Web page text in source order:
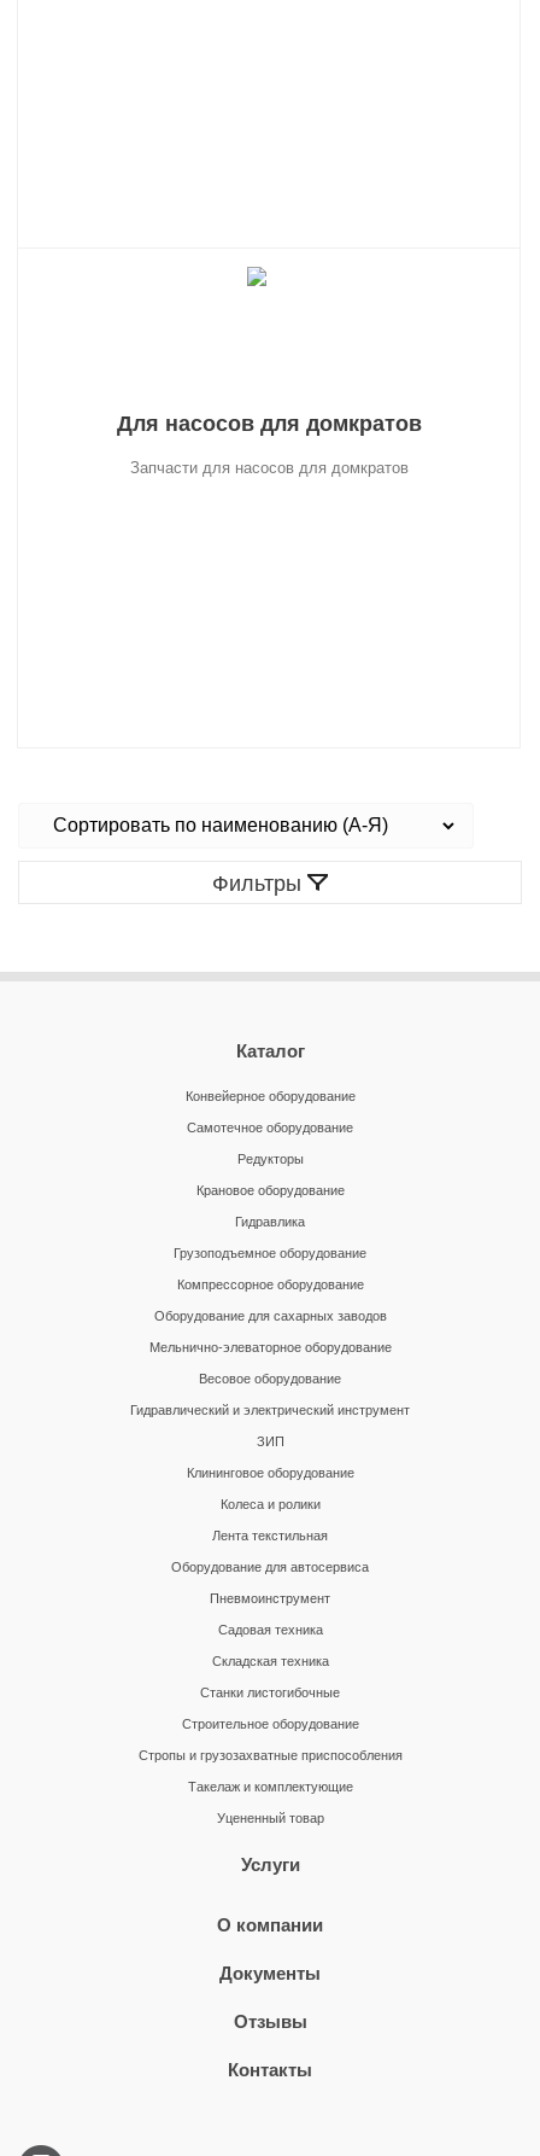
Для насосов для домкратов
Запчасти для насосов для домкратов
Фильтры
Каталог
Конвейерное оборудование
Самотечное оборудование
Редукторы
Крановое оборудование
Гидравлика
Грузоподъемное оборудование
Компрессорное оборудование
Оборудование для сахарных заводов
Мельнично-элеваторное оборудование
Весовое оборудование
Гидравлический и электрический инструмент
ЗИП
Клининговое оборудование
Колеса и ролики
Лента текстильная
Оборудование для автосервиса
Пневмоинструмент
Садовая техника
Складская техника
Станки листогибочные
Строительное оборудование
Стропы и грузозахватные приспособления
Такелаж и комплектующие
Уцененный товар
Услуги
О компании
Документы
Отзывы
Контакты